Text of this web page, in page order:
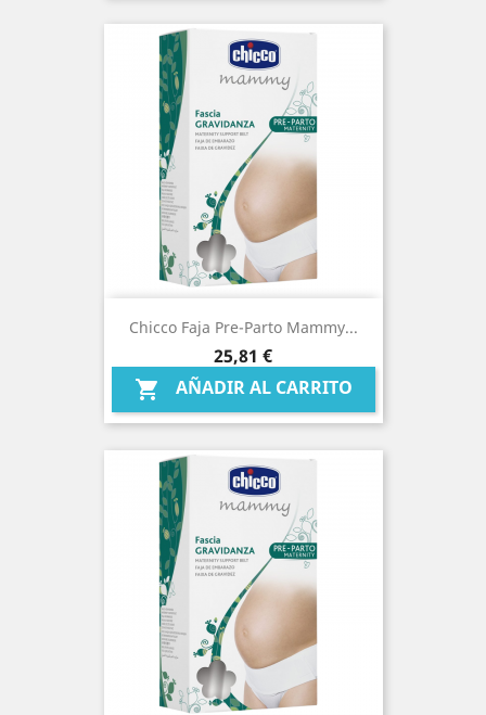
Chicco Faja Pre-Parto Mammy...
Precio
25,81 €
 AÑADIR AL CARRITO